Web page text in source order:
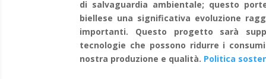
di salvaguardia ambientale; questo
biellese una significativa evoluzione
importanti. Questo progetto sarà
tecnologie che possono ridurre i
nostra produzione e qualità. Politica